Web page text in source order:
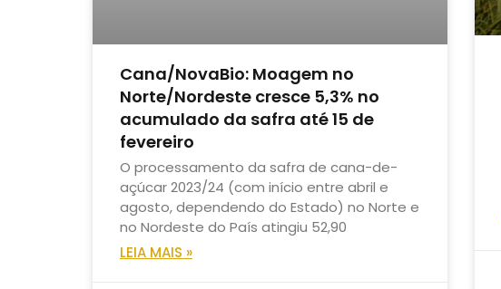
Cana/NovaBio: Moagem no
Norte/Nordeste cresce 5,3% no
acumulado da safra até 15 de
fevereiro
O processamento da safra de cana-de-
açúcar 2023/24 (com início entre abril e
agosto, dependendo do Estado) no Norte e
no Nordeste do País atingiu 52,90
LEIA MAIS »